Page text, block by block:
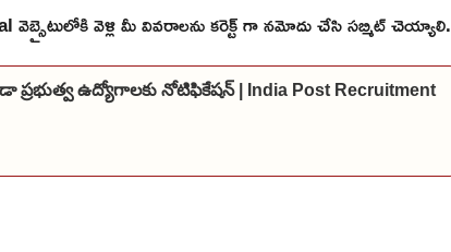
వెళ్లి మీ వివరాలను కరెక్ట్ గా నమోదు చేసి సబ్మిట్ చెయ్యాలి.
ప్రభుత్వ ఉద్యోగాలకు నోటిఫికేషన్ | India Post Recruitment